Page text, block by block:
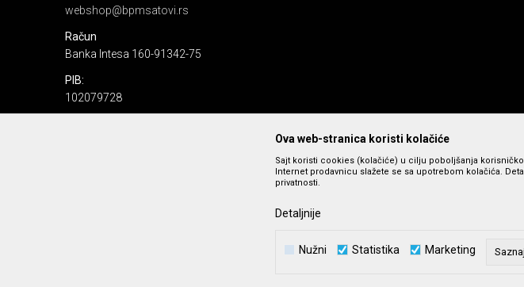
webshop@bpmsatovi.rs
Račun
Banka Intesa 160-91342-75
PIB:
102079728
Nastojimo da budemo što precizniji u opisu proizvoda, prikazu slika i cena, ali ne možemo da
Ova web-stranica koristi kolačiće
Sajt koristi cookies (kolačiće) u cilju poboljšanja
Internet prodavnicu slažete se sa upotrebom kolačića.
privatnosti.
Detaljnije
Nužni Statistika Marketing